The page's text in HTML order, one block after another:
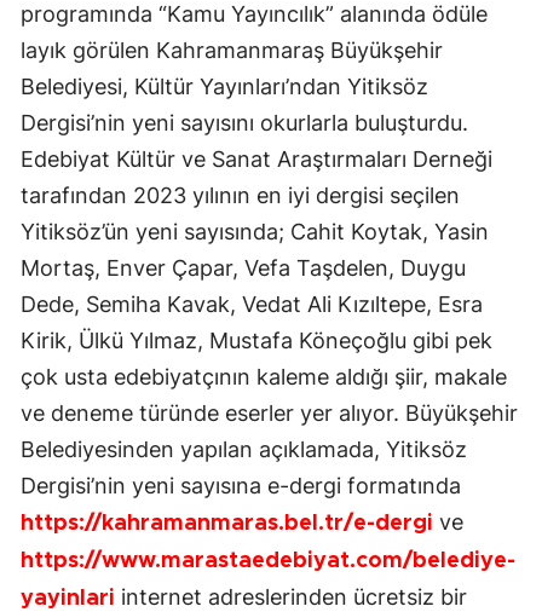
programında “Kamu Yayıncılık” alanında ödüle
layık görülen Kahramanmaraş Büyükşehir
Belediyesi, Kültür Yayınları’ndan Yitiksöz
Dergisi’nin yeni sayısını okurlarla buluşturdu.
Edebiyat Kültür ve Sanat Araştırmaları Derneği
tarafından 2023 yılının en iyi dergisi seçilen
Yitiksöz’ün yeni sayısında; Cahit Koytak, Yasin
Mortaş, Enver Çapar, Vefa Taşdelen, Duygu
Dede, Semiha Kavak, Vedat Ali Kızıltepe, Esra
Kirik, Ülkü Yılmaz, Mustafa Köneçoğlu gibi pek
çok usta edebiyatçının kaleme aldığı şiir, makale
ve deneme türünde eserler yer alıyor. Büyükşehir
Belediyesinden yapılan açıklamada, Yitiksöz
Dergisi’nin yeni sayısına e-dergi formatında
https://kahramanmaras.bel.tr/e-dergi ve
https://www.marastaedebiyat.com/belediye-
yayinlari internet adreslerinden ücretsiz bir